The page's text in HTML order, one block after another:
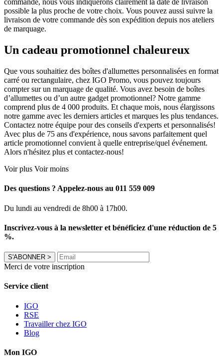
commande, nous vous indiquerons clairement la date de livraison
possible la plus proche de votre choix. Vous pouvez aussi suivre la
livraison de votre commande dès son expédition depuis nos ateliers
de marquage.
Un cadeau promotionnel chaleureux
Que vous souhaitiez des boîtes d'allumettes personnalisées en format
carré ou rectangulaire, chez IGO Promo, vous pouvez toujours
compter sur un marquage de qualité. Vous avez besoin de boîtes
d’allumettes ou d’un autre gadget promotionnel? Notre gamme
comprend plus de 4 000 produits. Et chaque mois, nous élargissons
notre gamme avec les derniers articles et marques les plus tendances.
Contactez notre équipe pour des conseils d'experts et personnalisés!
Avec plus de 75 ans d'expérience, nous savons parfaitement quel
article promotionnel convient à quelle entreprise/quel événement.
Alors n'hésitez plus et contactez-nous!
Voir plus Voir moins
Des questions ? Appelez-nous au 011 559 009
Du lundi au vendredi de 8h00 à 17h00.
Inscrivez-vous à la newsletter et bénéficiez d'une réduction de 5
%.
S'ABONNER >
Merci de votre inscription
Service client
IGO
RSE
Travailler chez IGO
Blog
Mon IGO